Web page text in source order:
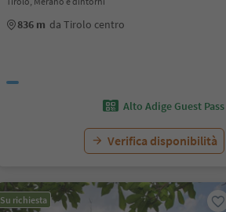
836 m da Tirolo centro
Alto Adige Guest Pass
Verifica disponibilità
Su richiesta